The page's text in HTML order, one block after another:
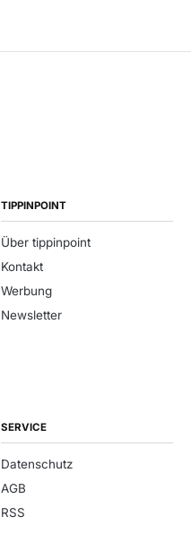
TIPPINPOINT
Über tippinpoint
Kontakt
Werbung
Newsletter
SERVICE
Datenschutz
AGB
RSS